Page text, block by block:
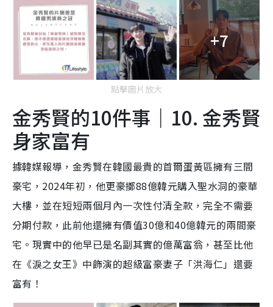
+7
點擊圖片放大
金秀賢的10件事｜10. 金秀賢
身家富有
據韓媒報導，金秀賢在韓國最貴的首爾蛋黃區擁有三間
豪宅，2024年初，他更豪擲88億韓元購入聖水洞的豪華
大樓，並在短短兩個月內一次性付清全款，完全不需要
分期付款，此前他還擁有價值30億和40億韓元的兩間豪
宅。現實中的他早已是名副其實的億萬富翁，甚至比他
在《淚之女王》中飾演的超級富豪妻子「洪海仁」還要
富有！